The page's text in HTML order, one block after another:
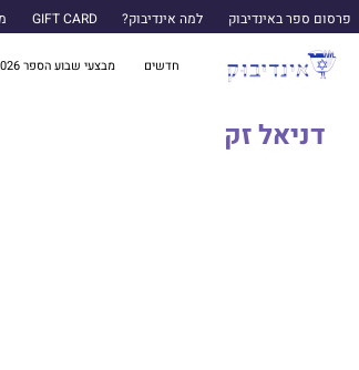
פרסום ספר באינדיבוק למה אינדיבוק? GIFT CARD
חדשים מבצעי שבוע הספר 2026
דניאל זק